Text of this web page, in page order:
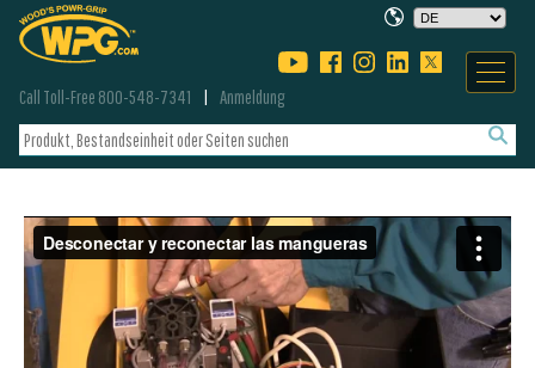
Call Toll-Free 800-548-7341 Anmeldung